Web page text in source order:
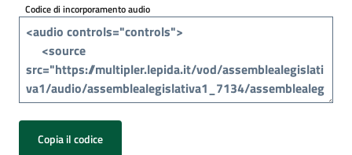
Per
cittadini
Codice di incorporamento audio
Copia il codice